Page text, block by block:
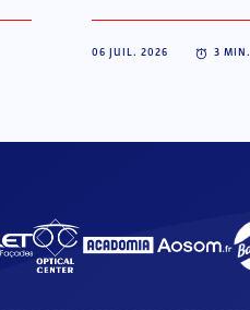
06 JUIL. 2026 3 MIN.